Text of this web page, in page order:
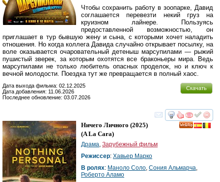
Чтобы сохранить работу в зоопарке, Давид
соглашается перевезти некий груз на
круизном лайнере. Пользуясь
предоставленной возможностью, он
приглашает в тур бывшую жену и сына, с которыми хочет наладить
отношения. Но когда коллега Давида случайно открывает посылку, на
воле оказывается очаровательный детеныш марсупилами — рыжий
пушистый зверек, за которым охотятся все браконьеры мира. Ведь
марсупилами не только любитель опасных проделок, но и ключ к
вечной молодости. Поездка тут же превращается в полный хаос.
Скачать
Дата выхода фильма: 02.12.2025
Дата добавления: 11.06.2026
Последнее обновление: 03.07.2026
смотреть
Ничего Личного (2025)
(A La Cara)
Драма, Зарубежный фильм
Режиссер: Хавьер Марко
В ролях: Маноло Соло, Сония Альмарча,
Роберто Аламо